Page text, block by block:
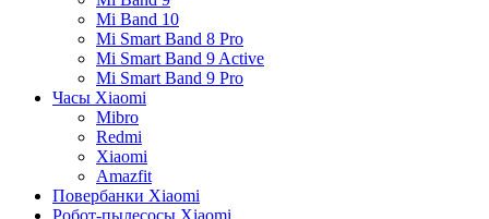
Mi Band 10
Mi Smart Band 8 Pro
Mi Smart Band 9 Active
Mi Smart Band 9 Pro
Часы Xiaomi
Mibro
Redmi
Xiaomi
Amazfit
Повербанки Xiaomi
Робот-пылесосы Xiaomi